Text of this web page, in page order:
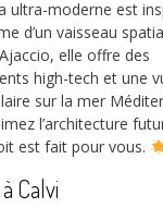
ultra-moderne est
d’un vaisseau
elle offre des
high-tech et une
sur la mer
l’architecture
est fait pour vous.
Calvi